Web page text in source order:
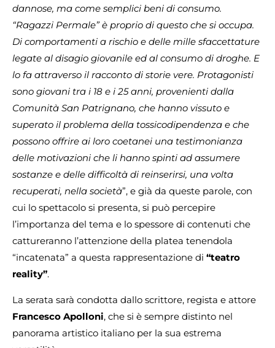
dannose, ma come semplici beni di consumo.
“Ragazzi Permale” è proprio di questo che si occupa.
Di comportamenti a rischio e delle mille sfaccettature
legate al disagio giovanile ed al consumo di droghe. E
lo fa attraverso il racconto di storie vere. Protagonisti
sono giovani tra i 18 e i 25 anni, provenienti dalla
Comunità San Patrignano, che hanno vissuto e
superato il problema della tossicodipendenza e che
possono offrire ai loro coetanei una testimonianza
delle motivazioni che li hanno spinti ad assumere
sostanze e delle difficoltà di reinserirsi, una volta
recuperati, nella società”, e già da queste parole, con
cui lo spettacolo si presenta, si può percepire
l’importanza del tema e lo spessore di contenuti che
cattureranno l’attenzione della platea tenendola
“incatenata” a questa rappresentazione di “teatro
reality”.
La serata sarà condotta dallo scrittore, regista e attore
Francesco Apolloni, che si è sempre distinto nel
panorama artistico italiano per la sua estrema